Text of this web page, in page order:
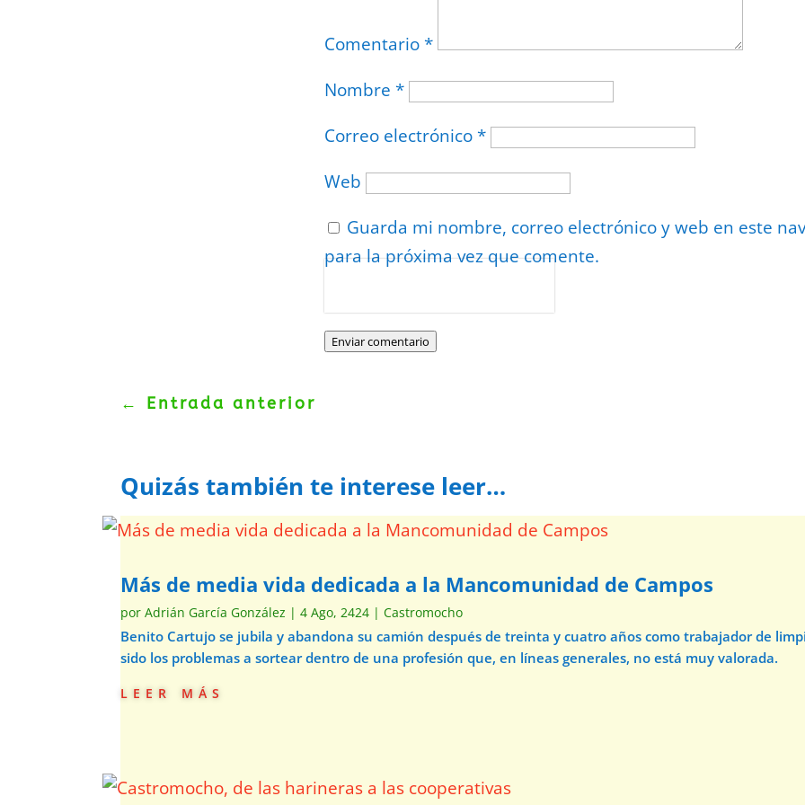
Comentario *
Nombre *
Correo electrónico *
Web
Guarda mi nombre, correo electrónico y web en este
para la próxima vez que comente.
Enviar comentario
← Entrada anterior
Quizás también te interese leer…
Más de media vida dedicada a la Mancomunidad de Campos
porAdrián García González |4 Ago, 2424 |Castromocho
Benito Cartujo se jubila y abandona su camión después de treinta y cuatro años como trabajador de
sido los problemas a sortear dentro de una profesión que, en líneas generales, no está muy valorada.
leer más